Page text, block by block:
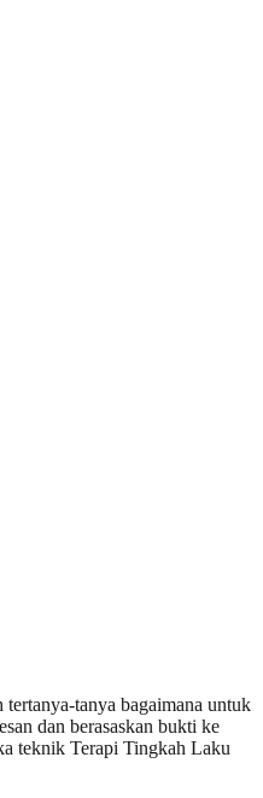
tanya bagaimana untuk
dan berasaskan bukti ke
teknik Terapi Tingkah Laku